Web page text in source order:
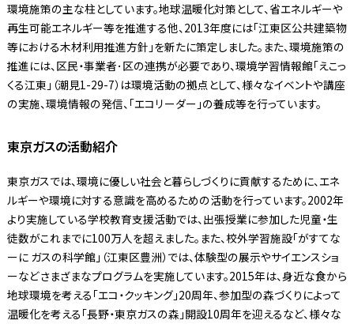
環境施策の主な柱としています。地球温暖化対策として、省エネルギーや
再生可能エネルギー等を推進する他、2013年度には「江東区公共建築物
等における木材利用推進方針」を新たに策定しました。また、環境施策の
推進には、区民・事業者･区の連携が必要であり、環境学習情報館「えこっ
くる江東」（潮見1-29-7）は環境活動の拠点として、様々なイベントや講座
の実施、環境情報の発信、「エコリーダー」の養成等を行っています。
東京ガスの活動紹介
東京ガスでは、環境に優しい社会と暮らしづくりに貢献するために、エネ
ルギーや環境に対する意識を高めるための活動を行っています。2002年
より実施している学校教育支援活動では、出張授業に参加した児童・生
徒数がこれまでに100万人を超えました。また、校外学習施設「がすてな
ーに ガスの科学館」（江東区豊洲）では、体験型の展示やサイエンスショ
ーなどさまざまなプログラムを実施しています。2015年は、身近な食から
地球環境を考える「エコ・クッキング」20周年、参加型の森づくりによって
温暖化を考える「長野・東京ガスの森」開設10周年を迎えるなど、様々な